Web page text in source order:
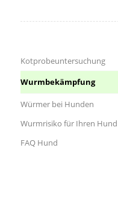
Kotprobeuntersuchung
Wurmbekämpfung
Würmer bei Hunden
Wurmrisiko für Ihren Hund
FAQ Hund